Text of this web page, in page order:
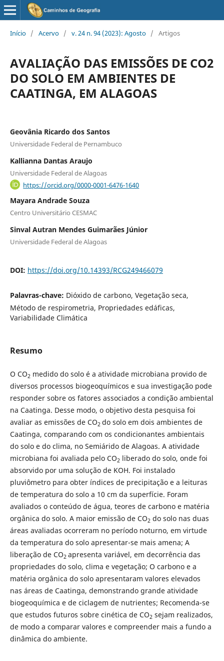
Início / Acervo / v. 24 n. 94 (2023): Agosto / Artigos
AVALIAÇÃO DAS EMISSÕES DE CO2
DO SOLO EM AMBIENTES DE
CAATINGA, EM ALAGOAS
Geovânia Ricardo dos Santos
Universidade Federal de Pernambuco
Kallianna Dantas Araujo
Universidade Federal de Alagoas
https://orcid.org/0000-0001-6476-1640
Mayara Andrade Souza
Centro Universitário CESMAC
Sinval Autran Mendes Guimarães Júnior
Universidade Federal de Alagoas
DOI: https://doi.org/10.14393/RCG249466079
Palavras-chave: Dióxido de carbono, Vegetação seca,
Método de respirometria, Propriedades edáficas,
Variabilidade Climática
Resumo
O CO2 medido do solo é a atividade microbiana provido de
diversos processos biogeoquímicos e sua investigação pode
responder sobre os fatores associados a condição ambiental
na Caatinga. Desse modo, o objetivo desta pesquisa foi
avaliar as emissões de CO2 do solo em dois ambientes de
Caatinga, comparando com os condicionantes ambientais
do solo e do clima, no Semiárido de Alagoas. A atividade
microbiana foi avaliada pelo CO2 liberado do solo, onde foi
absorvido por uma solução de KOH. Foi instalado
pluviômetro para obter índices de precipitação e a leituras
de temperatura do solo a 10 cm da superfície. Foram
avaliados o conteúdo de água, teores de carbono e matéria
orgânica do solo. A maior emissão de CO2 do solo nas duas
áreas avaliadas ocorreram no período noturno, em virtude
da temperatura do solo apresentar-se mais amena; A
liberação de CO2 apresenta variável, em decorrência das
propriedades do solo, clima e vegetação; O carbono e a
matéria orgânica do solo apresentaram valores elevados
nas áreas de Caatinga, demonstrando grande atividade
biogeoquímica e de ciclagem de nutrientes; Recomenda-se
que estudos futuros sobre cinética de CO2 sejam realizados,
de modo a comparar valores e compreender mais a fundo a
dinâmica do ambiente.